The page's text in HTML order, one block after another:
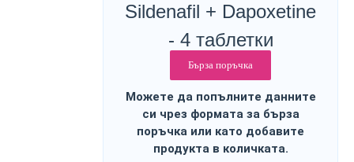
Sildenafil + Dapoxetine
- 4 таблетки
Бърза поръчка
Можете да попълните данните
си чрез формата за бърза
поръчка или като добавите
продукта в количката.